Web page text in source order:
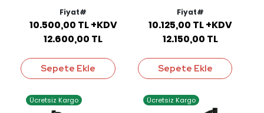
Fiyat#
10.500,00 TL +KDV
12.600,00 TL
Sepete Ekle
Fiyat#
10.125,00 TL +KDV
12.150,00 TL
Sepete Ekle
Ücretsiz Kargo Ücretsiz Kargo